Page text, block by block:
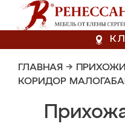
ГЛАВНАЯ →
КОРИДОР